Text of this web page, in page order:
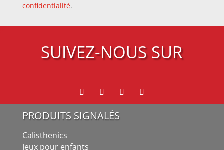
confidentialité.
SUIVEZ-NOUS SUR
PRODUITS SIGNALÉS
Calisthenics
Jeux pour enfants